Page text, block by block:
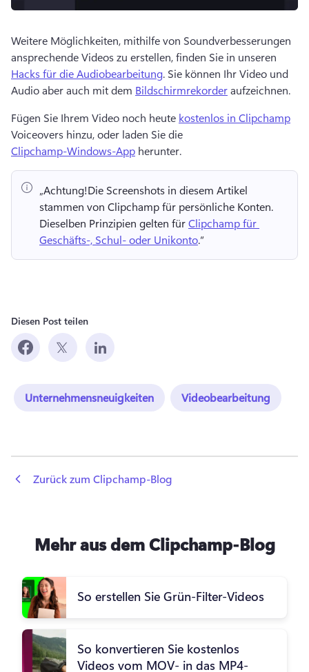
Weitere Möglichkeiten, mithilfe von Soundverbesserungen
ansprechende Videos zu erstellen, finden Sie in unseren
Hacks für die Audiobearbeitung. Sie können Ihr Video und
Audio aber auch mit dem Bildschirmrekorder aufzeichnen.
Fügen Sie Ihrem Video noch heute kostenlos in Clipchamp
Voiceovers hinzu, oder laden Sie die
Clipchamp-Windows-App herunter.
„Achtung!Die Screenshots in diesem Artikel
Dieselben Prinzipien gelten für Clipchamp für
Geschäfts-, Schul- oder Unikonto.“
Diesen Post teilen
Unternehmensneuigkeiten Videobearbeitung
Zurück zum Clipchamp-Blog
Mehr aus dem Clipchamp-Blog
So erstellen Sie Grün-Filter-Videos
So konvertieren Sie kostenlos
Videos vom MOV- in das MP4-